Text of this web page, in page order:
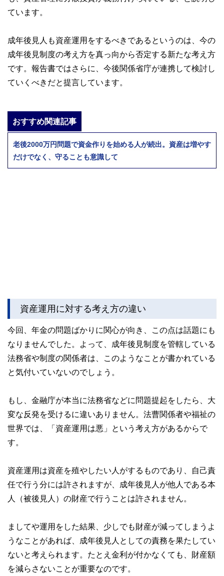
ています。
成年後見人も資産運用をするべきであるというのは、今の
成年後見制度の考え方を真っ向から否定する新たな考え方
です。報告書ではさらに、今後関係省庁が連携して検討し
ていくべきだと提言しています。
おすすめ関連記事
老後2000万円問題で資金作りを始める人が続出。資産は増やす
だけでなく、守ることも意識して
資産運用に対する考え方の違い
今回、年金の問題ばかりに関心が向き、この点は話題にも
なりませんでした。よって、成年後見制度を管轄している
法務省や制度の関係者は、このようなことが書かれている
と気付いていないのでしょう。
もし、金融庁が本当に法務省などに問題提起をしたら、大
変な反発を受けるに違いありません。法曹関係者や福祉の
世界では、「資産運用は悪」という考え方があるからで
す。
資産運用は資産を殖やしたい人がするものであり、自己責
任で行う分には許されますが、成年後見人が他人である本
人（被後見人）の財産で行うことは許されません。
ましてや運用をした結果、少しでも財産が減ってしまうよ
うなことがあれば、成年後見人としての責務を果たしてい
ないと考えられます。たとえ金利が付かなくても、財産額
を減らさないことが重要なのです。